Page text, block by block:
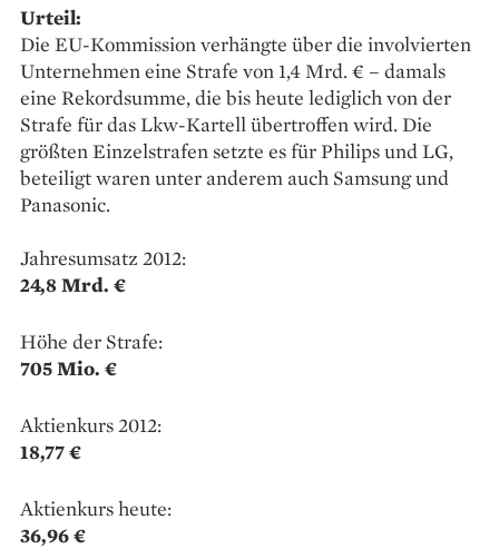
Urteil:
Die EU-Kommission verhängte über die involvierten
Unternehmen eine Strafe von 1,4 Mrd. € – damals
eine Rekordsumme, die bis heute lediglich von der
Strafe für das Lkw-Kartell übertroffen wird. Die
größten Einzelstrafen setzte es für Philips und LG,
beteiligt waren unter anderem auch Samsung und
Panasonic.
Jahresumsatz 2012:
24,8 Mrd. €
Höhe der Strafe:
705 Mio. €
Aktienkurs 2012:
18,77 €
Aktienkurs heute:
36,96 €